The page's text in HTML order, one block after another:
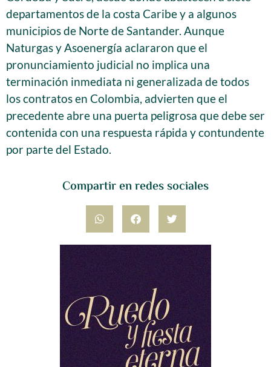
Compartir en redes sociales
departamentos de la costa Caribe y a algunos
municipios de Norte de Santander. Aunque
Naturgas y Asoenergía aclararon que el
pronunciamiento judicial no implica una
terminación inmediata ni generalizada de todos
los contratos en Colombia, advierten que el
precedente abre una puerta peligrosa que debe ser
contenida con una respuesta rápida y contundente
por parte del Estado.